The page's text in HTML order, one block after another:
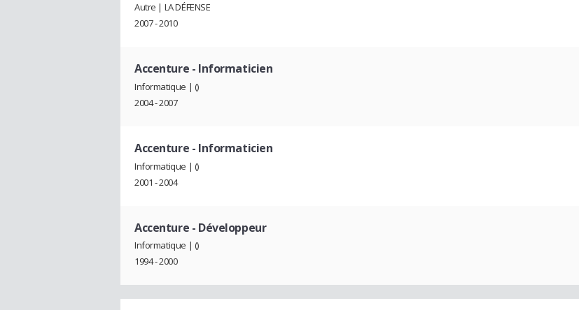
Autre | LA DÉFENSE
2007 - 2010
Accenture - Informaticien
Informatique | ()
2004 - 2007
Accenture - Informaticien
Informatique | ()
2001 - 2004
Accenture - Développeur
Informatique | ()
1994 - 2000